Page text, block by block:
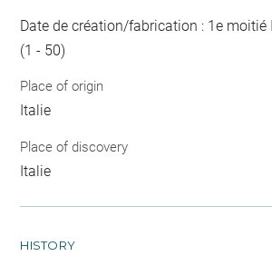
Date de création/fabrication : 1e moitié
(1 - 50)
Place of origin
Italie
Place of discovery
Italie
HISTORY